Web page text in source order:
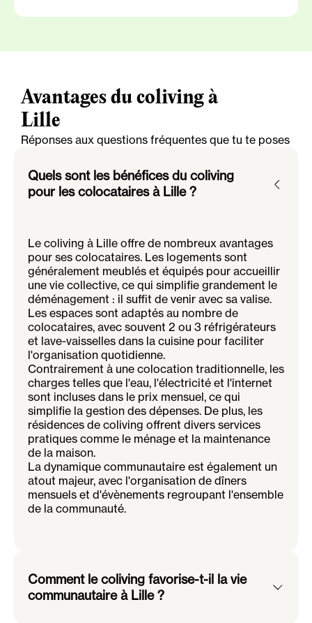
Avantages du coliving à
Lille
Réponses aux questions fréquentes que tu te poses
Quels sont les bénéfices du coliving
pour les colocataires à Lille ?
Le coliving à Lille offre de nombreux avantages
pour ses colocataires. Les logements sont
généralement meublés et équipés pour accueillir
une vie collective, ce qui simplifie grandement le
déménagement : il suffit de venir avec sa valise.
Les espaces sont adaptés au nombre de
colocataires, avec souvent 2 ou 3 réfrigérateurs
et lave-vaisselles dans la cuisine pour faciliter
l'organisation quotidienne.
Contrairement à une colocation traditionnelle, les
charges telles que l'eau, l'électricité et l'internet
sont incluses dans le prix mensuel, ce qui
simplifie la gestion des dépenses. De plus, les
résidences de coliving offrent divers services
pratiques comme le ménage et la maintenance
de la maison.
La dynamique communautaire est également un
atout majeur, avec l'organisation de dîners
mensuels et d'évènements regroupant l'ensemble
de la communauté.
Comment le coliving favorise-t-il la vie
communautaire à Lille ?